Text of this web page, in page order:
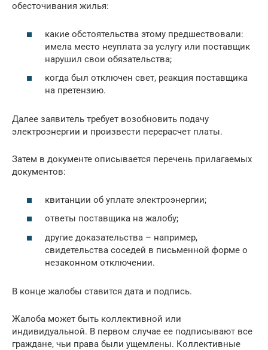
обесточивания жилья:
какие обстоятельства этому предшествовали:
имела место неуплата за услугу или поставщик
нарушил свои обязательства;
когда был отключен свет, реакция поставщика
на претензию.
Далее заявитель требует возобновить подачу
электроэнергии и произвести перерасчет платы.
Затем в документе описывается перечень прилагаемых
документов:
квитанции об уплате электроэнергии;
ответы поставщика на жалобу;
другие доказательства – например,
свидетельства соседей в письменной форме о
незаконном отключении.
В конце жалобы ставится дата и подпись.
Жалоба может быть коллективной или
индивидуальной. В первом случае ее подписывают все
граждане, чьи права были ущемлены. Коллективные